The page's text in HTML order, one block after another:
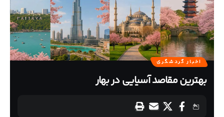
اخبار گردشگری
بهترین مقاصد آسیایی در بهار